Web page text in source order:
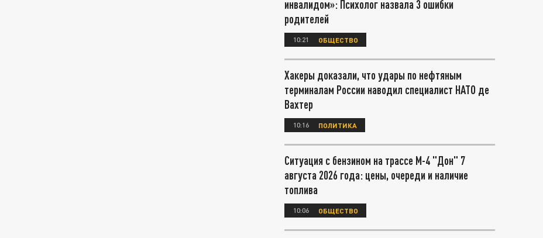
инвалидом»: Психолог назвала 3 ошибки
родителей
10:21 ОБЩЕСТВО
Хакеры доказали, что удары по нефтяным
терминалам России наводил специалист НАТО де
Вахтер
10:16 ПОЛИТИКА
Ситуация с бензином на трассе М-4 "Дон" 7
августа 2026 года: цены, очереди и наличие
топлива
10:06 ОБЩЕСТВО